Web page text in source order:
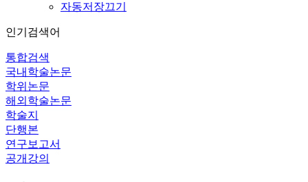
자동저장끄기
인기검색어
통합검색
국내학술논문
학위논문
해외학술논문
학술지
단행본
연구보고서
공개강의